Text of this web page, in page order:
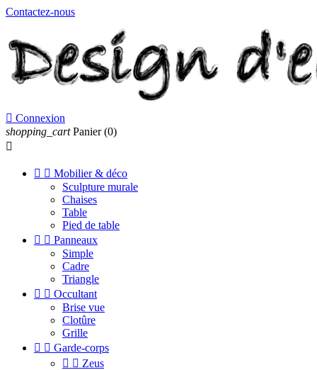
Contactez-nous
 Connexion
shopping_cart Panier (0)

  Mobilier & déco
Sculpture murale
Chaises
Table
Pied de table
  Panneaux
Simple
Cadre
Triangle
  Occultant
Brise vue
Clotûre
Grille
  Garde-corps
  Zeus